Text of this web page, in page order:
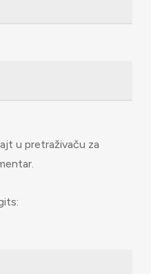
u pretraživaču za